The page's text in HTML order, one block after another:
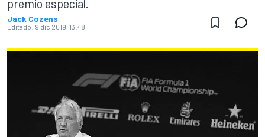
Jack Cozens
Editado: 9 dic 2019, 13:48